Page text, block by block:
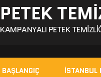
PETEK
KAMPANYALI PETEK
BAŞLANGIÇ İSTANBUL